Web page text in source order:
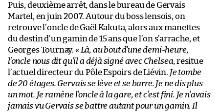
Puis, deuxième arrêt, dans le bureau de Gervais
Martel, en juin 2007. Autour du boss lensois, on
retrouve l’oncle de Gaël Kakuta, alors aux manettes
du destin d’un gamin de 15 ans que l’on s’arrache, et
Georges Tournay. « Là, au bout d’une demi-heure,
l’oncle nous dit qu’il a déjà signé avec Chelsea, resitue
l’actuel directeur du Pôle Espoirs de Liévin. Je tombe
de 20 étages. Gervais se lève et se barre. Je ne dis plus
un mot. Je ramène l’oncle à la gare, et c’est fini. Je n’avais
jamais vu Gervais se battre autant pour un gamin. Il